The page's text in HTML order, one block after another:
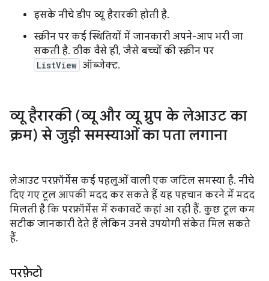
इसके नीचे डीप व्यू हैरारकी होती है.
स्क्रीन पर कई स्थितियों में जानकारी अपने-आप भरी जा
सकती है. ठीक वैसे ही, जैसे बच्चों की स्क्रीन पर
ListView ऑब्जेक्ट.
व्यू हैरारकी (व्यू और व्यू ग्रुप के लेआउट का
क्रम) से जुड़ी समस्याओं का पता लगाना
लेआउट परफ़ॉर्मेंस कई पहलुओं वाली एक जटिल समस्या है. नीचे
दिए गए टूल आपकी मदद कर सकते हैं यह पहचान करने में मदद
मिलती है कि परफ़ॉर्मेंस में रुकावटें कहां आ रही हैं. कुछ टूल कम
सटीक जानकारी देते हैं लेकिन उनसे उपयोगी संकेत मिल सकते
हैं.
परफ़ेटो